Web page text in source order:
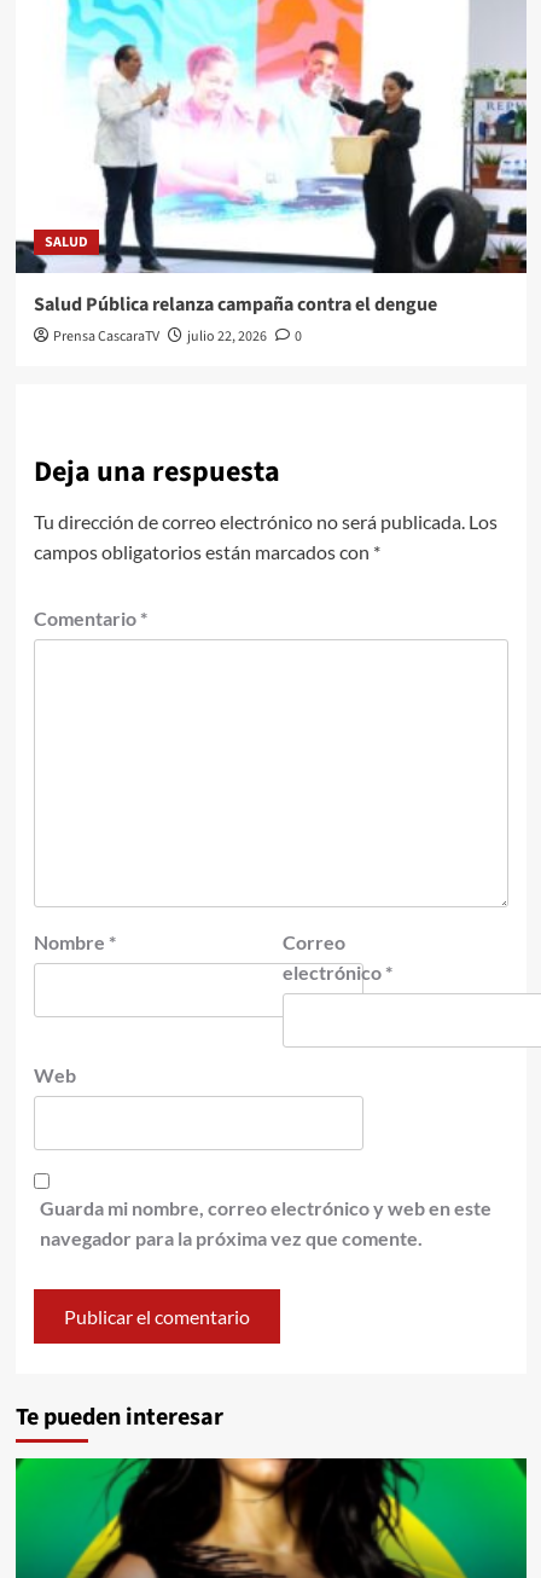
SALUD
Salud Pública relanza campaña contra el dengue
Prensa CascaraTV julio 22, 2026 0
Deja una respuesta
Tu dirección de correo electrónico no será publicada. Los
campos obligatorios están marcados con *
Comentario *
Nombre *
Correo
electrónico *
Web
Guarda mi nombre, correo electrónico y web en este
navegador para la próxima vez que comente.
Te pueden interesar